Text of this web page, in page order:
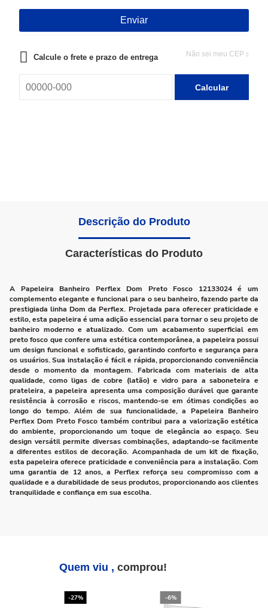
Calcule o frete e prazo de entrega Não sei meu CEP
Calcular
Descrição do Produto
Características do Produto
A Papeleira Banheiro Perflex Dom Preto Fosco 12133024 é um
complemento elegante e funcional para o seu banheiro, fazendo parte da
prestigiada linha Dom da Perflex. Projetada para oferecer praticidade e
estilo, esta papeleira é uma adição essencial para tornar o seu projeto de
banheiro moderno e atualizado. Com um acabamento superficial em
preto fosco que confere uma estética contemporânea, a papeleira possui
um design funcional e sofisticado, garantindo conforto e segurança para
os usuários. Sua instalação é fácil e rápida, proporcionando conveniência
desde o momento da montagem. Fabricada com materiais de alta
qualidade, como ligas de cobre (latão) e vidro para a saboneteira e
prateleira, a papeleira apresenta uma composição durável que garante
resistência à corrosão e riscos, mantendo-se em ótimas condições ao
longo do tempo. Além de sua funcionalidade, a Papeleira Banheiro
Perflex Dom Preto Fosco também contribui para a valorização estética
do ambiente, proporcionando um toque de elegância ao espaço. Seu
design versátil permite diversas combinações, adaptando-se facilmente
a diferentes estilos de decoração. Acompanhada de um kit de fixação,
esta papeleira oferece praticidade e conveniência para a instalação. Com
uma garantia de 12 anos, a Perflex reforça seu compromisso com a
qualidade e a durabilidade de seus produtos, proporcionando aos clientes
tranquilidade e confiança em sua escolha.
Quem viu , comprou!
-27% -6%